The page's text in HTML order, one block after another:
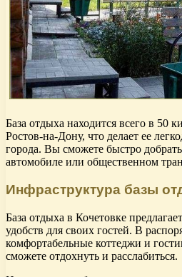
База отдыха находится всего в 50
Ростов-на-Дону, что делает ее
города. Вы сможете быстро
автомобиле или общественном
Инфраструктура базы
База отдыха в Кочетовке
удобств для своих гостей. В
комфортабельные коттеджи и
сможете отдохнуть и расслабиться.